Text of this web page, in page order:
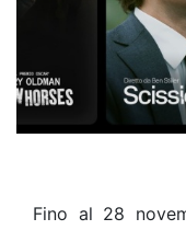
Fino al 28